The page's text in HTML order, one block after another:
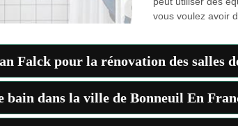
vous voulez avoir
Falck pour la rénovation des salles
dans la ville de Bonneuil En